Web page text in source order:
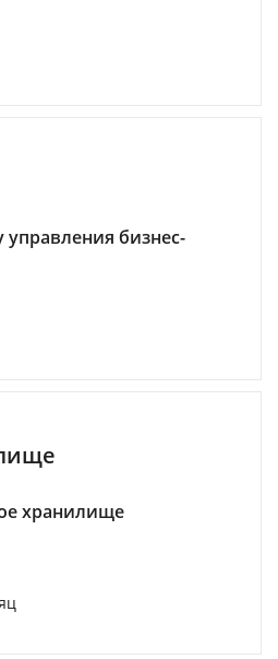
управления бизнес-
хранилище